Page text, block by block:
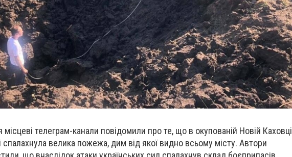
місцеві телеграм-канали повідомили про те, що в окупованій Новій Каховці
спалахнула велика пожежа, дим від якої видно всьому місту. Автори